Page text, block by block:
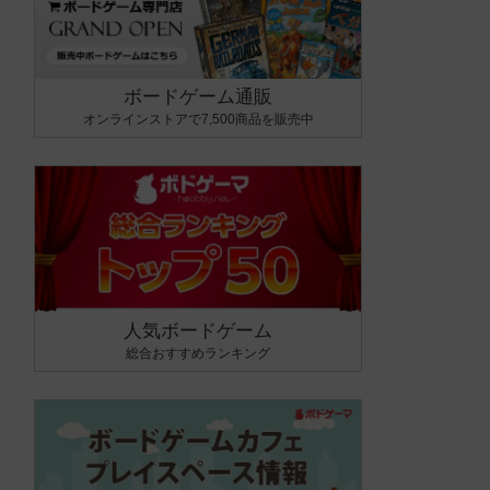
ボードゲーム通販
オンラインストアで7,500商品を販売中
人気ボードゲーム
総合おすすめランキング